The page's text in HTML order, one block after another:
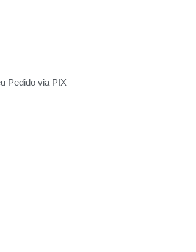
Pedido via PIX